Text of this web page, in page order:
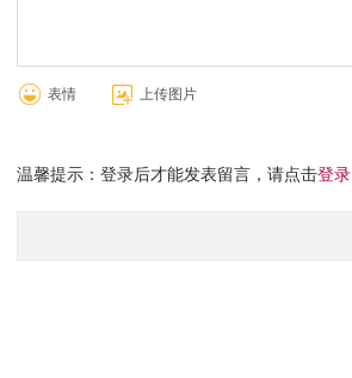
表情 上传图片
温馨提示：登录后才能发表留言，请点击登录